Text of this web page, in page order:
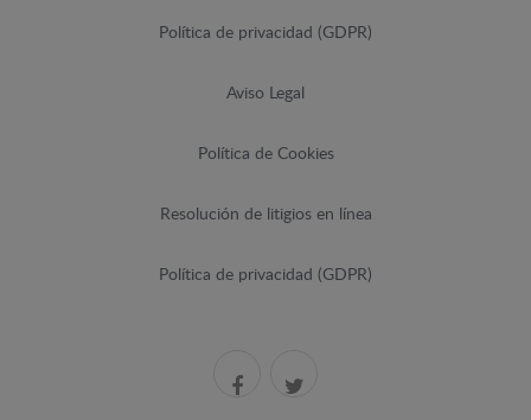
Política de privacidad (GDPR)
Aviso Legal
Política de Cookies
Resolución de litigios en línea
Política de privacidad (GDPR)